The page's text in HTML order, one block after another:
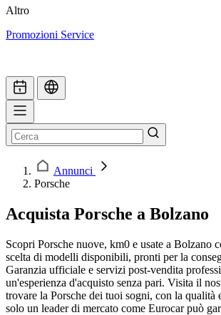
Altro
Promozioni Service
Annunci
Porsche
Acquista Porsche a Bolzano
Scopri Porsche nuove, km0 e usate a Bolzano
scelta di modelli disponibili, pronti per la
Garanzia ufficiale e servizi post-vendita
un'esperienza d'acquisto senza pari. Visita il
trovare la Porsche dei tuoi sogni, con la qualità
solo un leader di mercato come Eurocar può